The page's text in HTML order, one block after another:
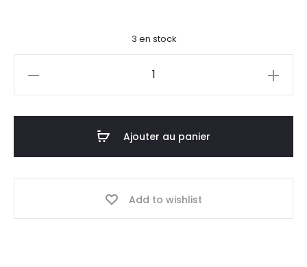
3 en stock
Ajouter au panier
Add to wishlist